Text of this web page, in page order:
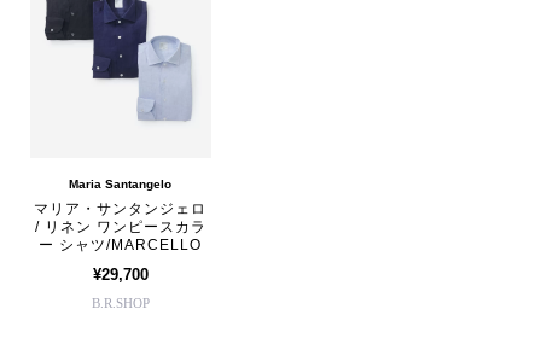
Maria Santangelo
マリア・サンタンジェロ
/ リネン ワンピースカラ
ー シャツ/MARCELLO
¥29,700
B.R.SHOP